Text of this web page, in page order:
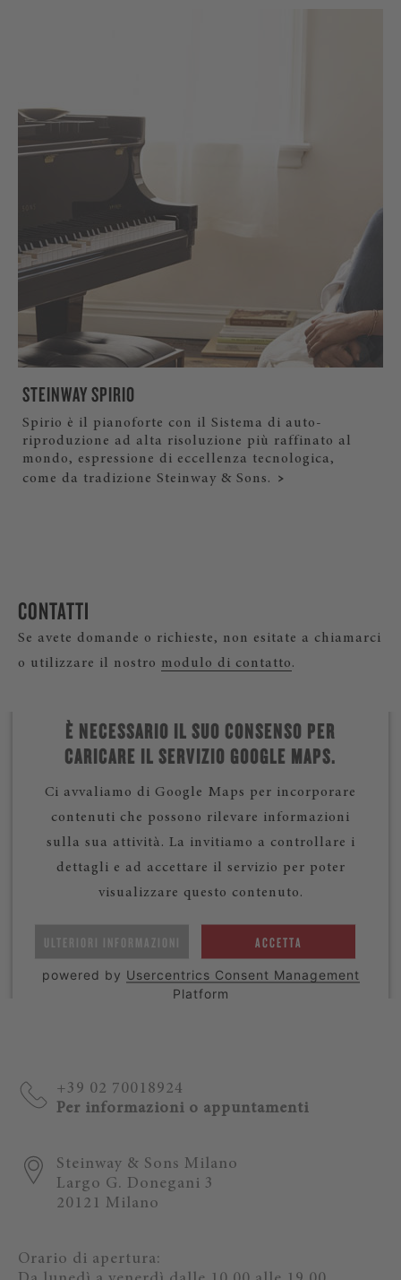
STEINWAY SPIRIO
Spirio è il pianoforte con il Sistema di auto-
riproduzione ad alta risoluzione più raffinato al
mondo, espressione di eccellenza tecnologica,
come da tradizione Steinway & Sons.
CONTATTI
Se avete domande o richieste, non esitate a chiamarci
o utilizzare il nostro modulo di contatto.
È NECESSARIO IL SUO CONSENSO PER
CARICARE IL SERVIZIO GOOGLE MAPS.
Ci avvaliamo di Google Maps per incorporare
contenuti che possono rilevare informazioni
sulla sua attività. La invitiamo a controllare i
dettagli e ad accettare il servizio per poter
visualizzare questo contenuto.
ULTERIORI INFORMAZIONI ACCETTA
powered by Usercentrics Consent Management
Platform
+39 02 70018924
Per informazioni o appuntamenti
Steinway & Sons Milano
Largo G. Donegani 3
20121 Milano
Orario di apertura: